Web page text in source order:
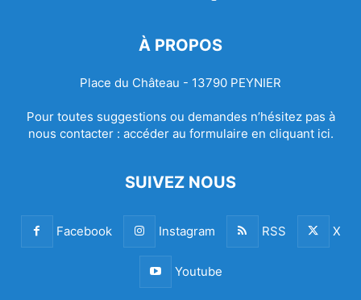
À PROPOS
Place du Château - 13790 PEYNIER
Pour toutes suggestions ou demandes n’hésitez pas à
nous contacter : accéder au formulaire en cliquant ici.
SUIVEZ NOUS
Facebook Instagram RSS X
Youtube